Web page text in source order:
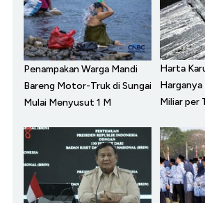
Penampakan Warga Mandi
Bareng Motor-Truk di Sungai
Mulai Menyusut 1 M
Harta
Harganya
Miliar per